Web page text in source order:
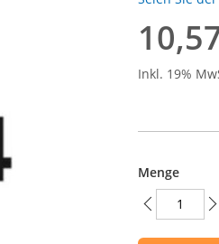
Inkl. 19%
Menge